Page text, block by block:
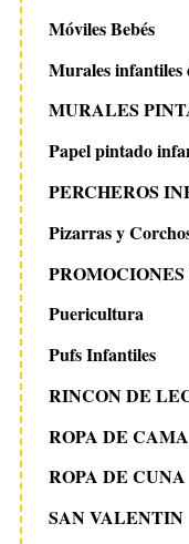
Móviles Bebés
Murales infantiles
MURALES
Papel pintado
PERCHEROS
Pizarras y
Puericultura
Pufs Infantiles
RINCON DE
ROPA DE CAMA
ROPA DE CUNA
SAN VALENTIN